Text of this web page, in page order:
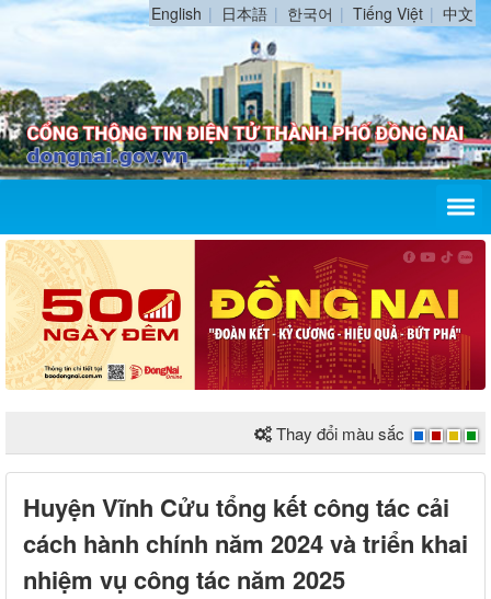
English 日本語 한국어 Tiếng Việt 中文
Thay đổi màu sắc
Huyện Vĩnh Cửu tổng kết công tác cải
cách hành chính năm 2024 và triển khai
nhiệm vụ công tác năm 2025